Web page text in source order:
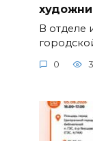
В отделе
0 3